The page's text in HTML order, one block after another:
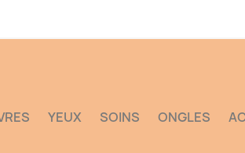
YEUX SOINS ONGLES